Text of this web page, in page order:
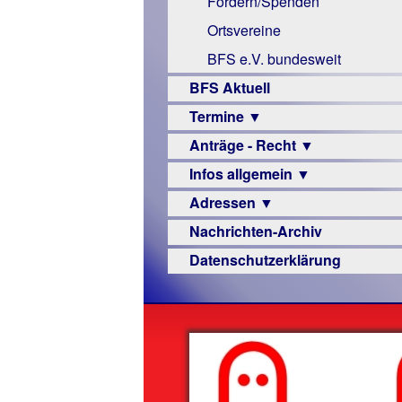
Links
Ortsvereine
BFS e.V. bundesweit
BFS Aktuell
Termine ▼
Veranstaltungsprogramme
Anträge - Recht ▼
Archiv
Urteile
Infos allgemein ▼
Sehbehinderung
Frühförderung
Schule
–
Beruf
Senioren
Hilfsmittel
Adressen ▼
Augenoptiker
Berufsbildungswerke
Hörbüchereien
Reha-
Nachrichten-Archiv
Datenschutzerklärung